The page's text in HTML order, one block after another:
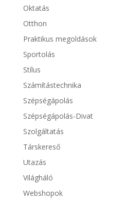
Oktatás
Otthon
Praktikus megoldások
Sportolás
Stílus
Számítástechnika
Szépségápolás
Szépségápolás-Divat
Szolgáltatás
Társkereső
Utazás
Világháló
Webshopok